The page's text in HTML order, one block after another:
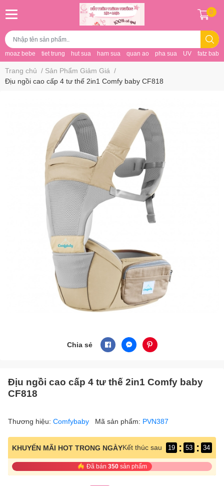
moaz bebe tiet trung hut sua ham sua quan ao pha sua UV fatz baby
0
Trang chủ / Sản Phẩm Giảm Giá /
Địu ngồi cao cấp 4 tư thế 2in1 Comfy baby CF818
Chia sẻ
Địu ngồi cao cấp 4 tư thế 2in1 Comfy baby
CF818
Thương hiệu: Comfybaby Mã sản phẩm: PVN387
KHUYẾN MÃI HOT TRONG NGÀYKết thúc sau 19 : 53 : 34
Đã bán 350 sản phẩm